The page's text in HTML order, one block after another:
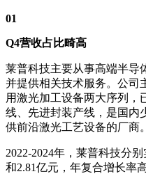
01
Q4营收占比畸高
莱普科技主要从事高端半导
并提供相关技术服务。公司
用激光加工设备两大序列，
线、先进封装产线，是国内
供前沿激光工艺设备的厂商。
2022-2024年，莱普科技分
和2.81亿元，年复合增长率